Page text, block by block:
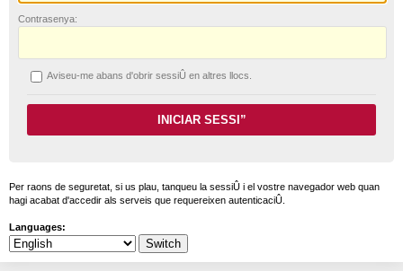
Contrasenya:
Aviseu-me abans d'obrir sessiÛ en altres llocs.
Per raons de seguretat, si us plau, tanqueu la sessiÛ i el vostre navegador web quan
hagi acabat d'accedir als serveis que requereixen autenticaciÛ.
Languages: